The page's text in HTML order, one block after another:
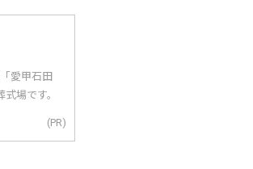
愛甲石田
場です。
(PR)